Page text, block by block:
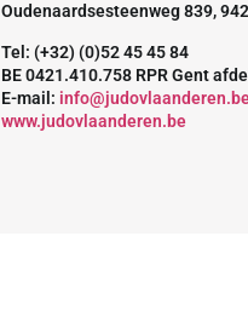
Oudenaardsesteenweg 839,
Tel: (+32) (0)52 45 45 84
BE 0421.410.758 RPR Gent
E-mail:
www.judovlaanderen.be